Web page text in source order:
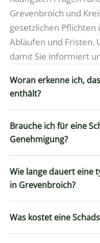
Grevenbroich und
gesetzlichen Pflichten
Abläufen und Fristen.
damit Sie informiert
Woran erkenne ich,
enthält?
Brauche ich für eine
Genehmigung?
Wie lange dauert eine
in Grevenbroich?
Was kostet eine